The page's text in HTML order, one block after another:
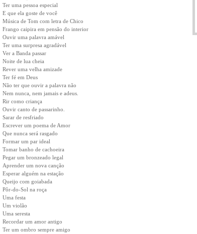
Ter uma pessoa especial
E que ela goste de você
Música de Tom com letra de Chico
Frango caipira em pensão do interior
Ouvir uma palavra amável
Ter uma surpresa agradável
Ver a Banda passar
Noite de lua cheia
Rever uma velha amizade
Ter fé em Deus
Não ter que ouvir a palavra não
Nem nunca, nem jamais e adeus.
Rir como criança
Ouvir canto de passarinho.
Sarar de resfriado
Escrever um poema de Amor
Que nunca será rasgado
Formar um par ideal
Tomar banho de cachoeira
Pegar um bronzeado legal
Aprender um nova canção
Esperar alguém na estação
Queijo com goiabada
Pôr-do-Sol na roça
Uma festa
Um violão
Uma seresta
Recordar um amor antigo
Ter um ombro sempre amigo